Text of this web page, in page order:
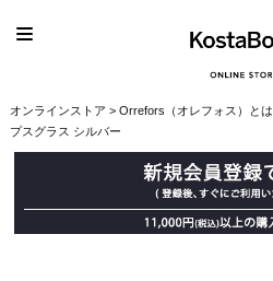
オンラインストア > Orrefors（オレフォス）とは
プスグラス シルバー